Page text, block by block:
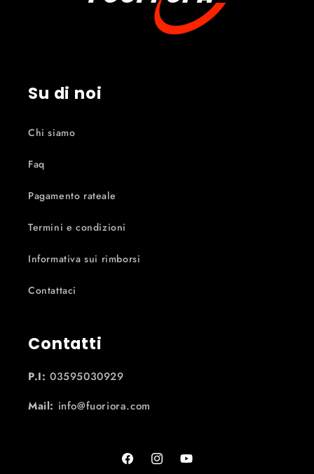
Su di noi
Chi siamo
Faq
Pagamento rateale
Termini e condizioni
Informativa sui rimborsi
Contattaci
Contatti
P.I: 03595030929
Mail: info@fuoriora.com
FacebookInstagramYouTube